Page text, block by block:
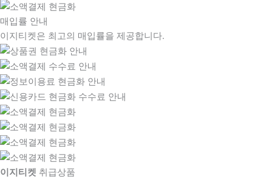
매입률 안내
이지티켓은 최고의 매입률을 제공합니다.
이지티켓 취급상품